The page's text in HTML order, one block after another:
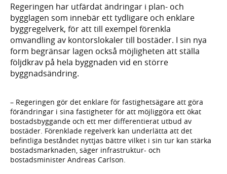
Regeringen har utfärdat ändringar i plan- och
bygglagen som innebär ett tydligare och enklare
byggregelverk, för att till exempel förenkla
omvandling av kontorslokaler till bostäder. I sin nya
form begränsar lagen också möjligheten att ställa
följdkrav på hela byggnaden vid en större
byggnadsändring.
– Regeringen gör det enklare för fastighetsägare att göra
förändringar i sina fastigheter för att möjliggöra ett ökat
bostadsbyggande och ett mer differentierat utbud av
bostäder. Förenklade regelverk kan underlätta att det
befintliga beståndet nyttjas bättre vilket i sin tur kan stärka
bostadsmarknaden, säger infrastruktur- och
bostadsminister Andreas Carlson.